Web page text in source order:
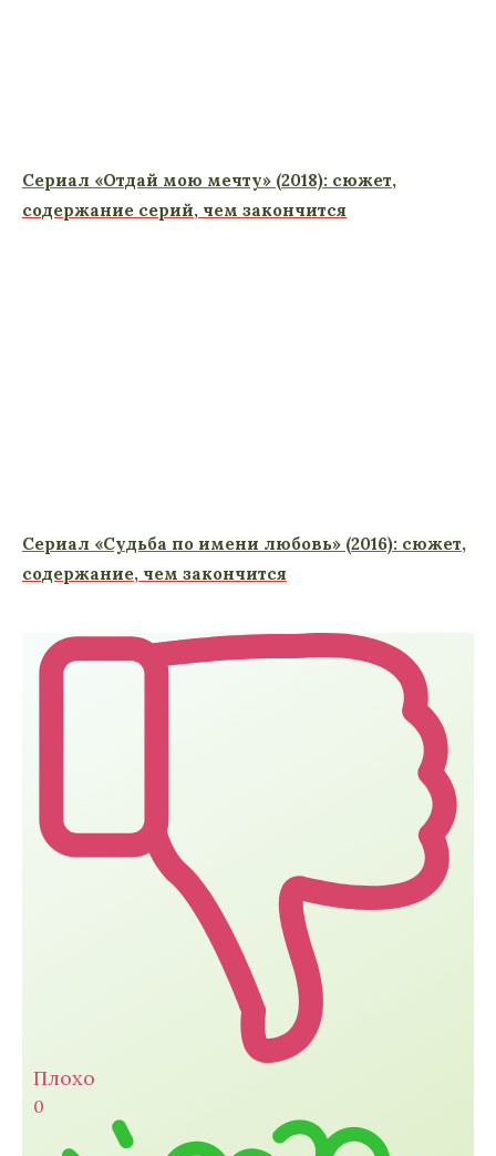
Сериал «Отдай мою мечту» (2018): сюжет,
содержание серий, чем закончится
Сериал «Судьба по имени любовь» (2016): сюжет,
содержание, чем закончится
Плохо
0